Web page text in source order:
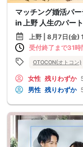
マッチング婚活パ
in 上野 人生のパー
上野 | 8月7日(金)
受付終了まで31時
OTOCON(オトコン)
女性 残りわずか
男性 残りわずか